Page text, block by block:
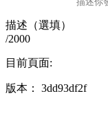
描述（選填）
/2000
目前頁面:
版本： 3dd93df2f